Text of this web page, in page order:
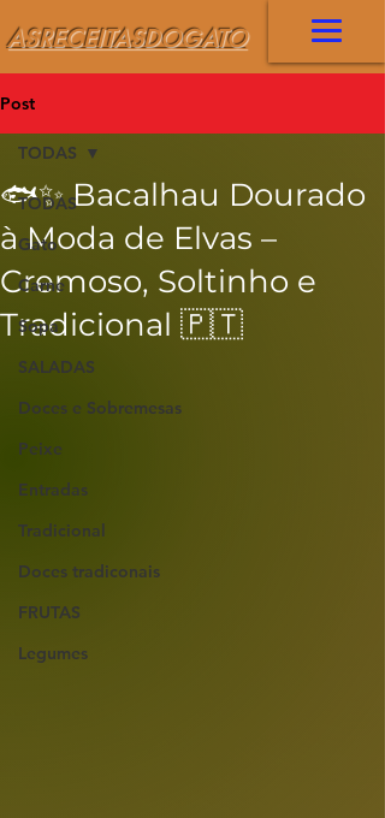
ASRECEITASDOGATO
Post
TODAS
Gato
Carne
Sopa
SALADAS
Doces e Sobremesas
Peixe
Entradas
Tradicional
Doces tradiconais
FRUTAS
Legumes
TODAS
🐟✨ Bacalhau Dourado
à Moda de Elvas –
Cremoso, Soltinho e
Tradicional 🇵🇹